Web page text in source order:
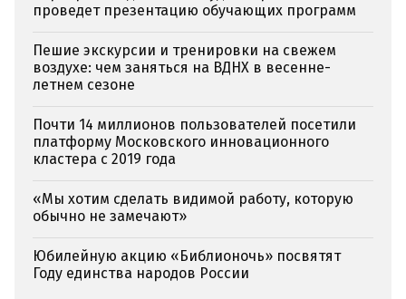
проведет презентацию обучающих программ
Пешие экскурсии и тренировки на свежем
воздухе: чем заняться на ВДНХ в весенне-
летнем сезоне
Почти 14 миллионов пользователей посетили
платформу Московского инновационного
кластера с 2019 года
«Мы хотим сделать видимой работу, которую
обычно не замечают»
Юбилейную акцию «Библионочь» посвятят
Году единства народов России